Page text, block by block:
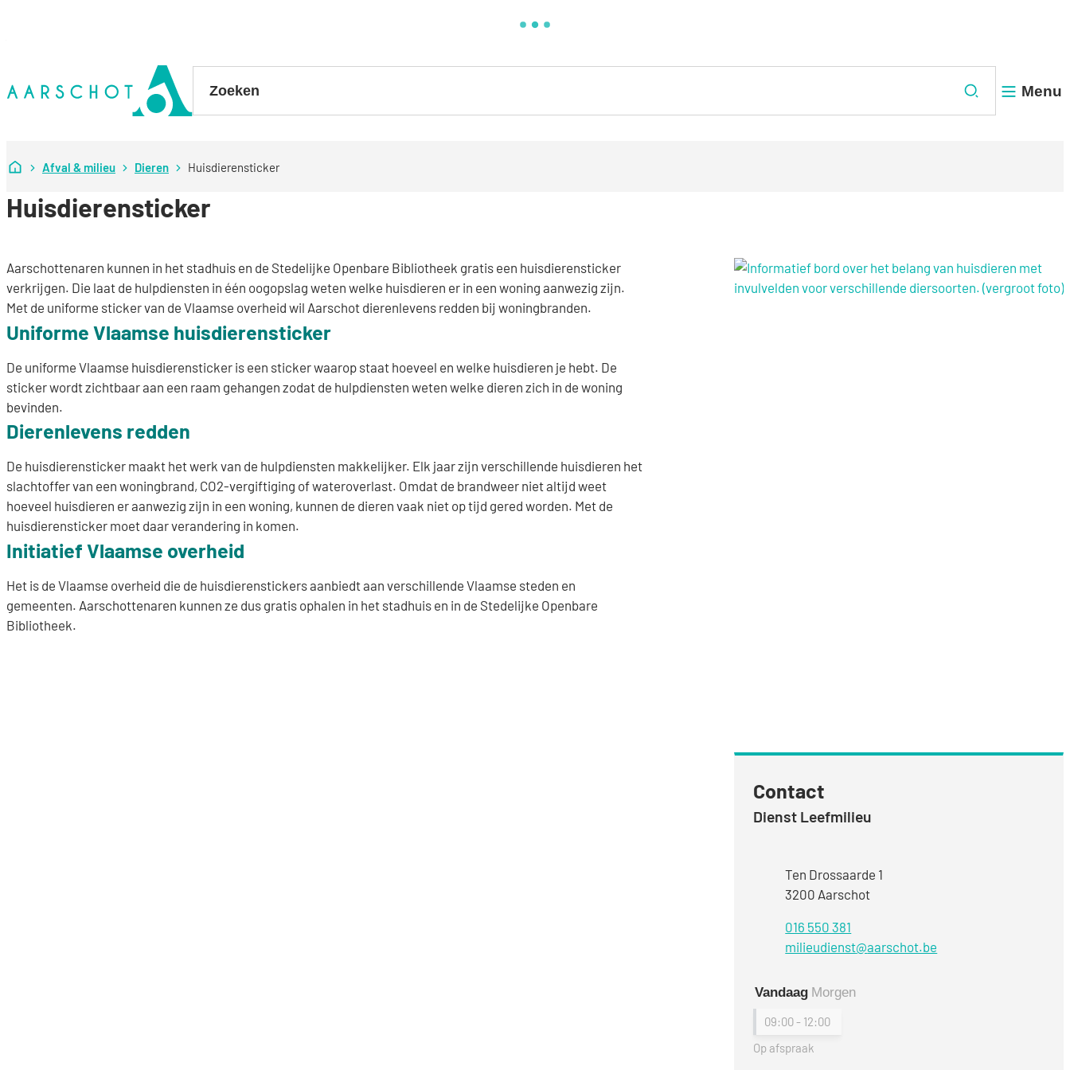
Zoeken Menu
Startpagina
Afval & milieu Dieren Huisdierensticker
Huisdierensticker
Aarschottenaren kunnen in het stadhuis en de Stedelijke Openbare Bibliotheek gratis een huisdierensticker
verkrijgen. Die laat de hulpdiensten in één oogopslag weten welke huisdieren er in een woning aanwezig zijn.
Met de uniforme sticker van de Vlaamse overheid wil Aarschot dierenlevens redden bij woningbranden.
Uniforme Vlaamse huisdierensticker
De uniforme Vlaamse huisdierensticker is een sticker waarop staat hoeveel en welke huisdieren je hebt. De
sticker wordt zichtbaar aan een raam gehangen zodat de hulpdiensten weten welke dieren zich in de woning
bevinden.
Dierenlevens redden
De huisdierensticker maakt het werk van de hulpdiensten makkelijker. Elk jaar zijn verschillende huisdieren het
slachtoffer van een woningbrand, CO2-vergiftiging of wateroverlast. Omdat de brandweer niet altijd weet
hoeveel huisdieren er aanwezig zijn in een woning, kunnen de dieren vaak niet op tijd gered worden. Met de
huisdierensticker moet daar verandering in komen.
Initiatief Vlaamse overheid
Het is de Vlaamse overheid die de huisdierenstickers aanbiedt aan verschillende Vlaamse steden en
gemeenten. Aarschottenaren kunnen ze dus gratis ophalen in het stadhuis en in de Stedelijke Openbare
Bibliotheek.
Contact
Dienst Leefmilieu
AdresTen Drossaarde 1
,3200 Aarschot
016 550 381
E-mailmilieudienst@aarschot.be
Vandaag Morgen
09:00- 12:00
Op afspraak